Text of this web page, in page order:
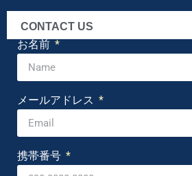
CONTACT US
お名前
メールアドレス
携帯番号